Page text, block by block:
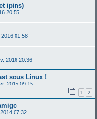
ipins)
20:55
2016 01:58
2016 20:36
sous Linux !
2015 09:15
1 2
07:32